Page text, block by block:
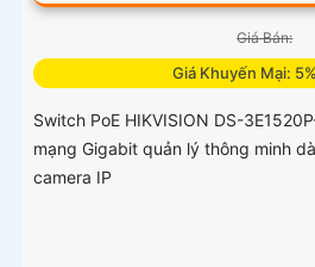
Giá Bán:
Giá Khuyến Mại:
Switch PoE HIKVISION DS-
mạng Gigabit quản lý thông minh
camera IP